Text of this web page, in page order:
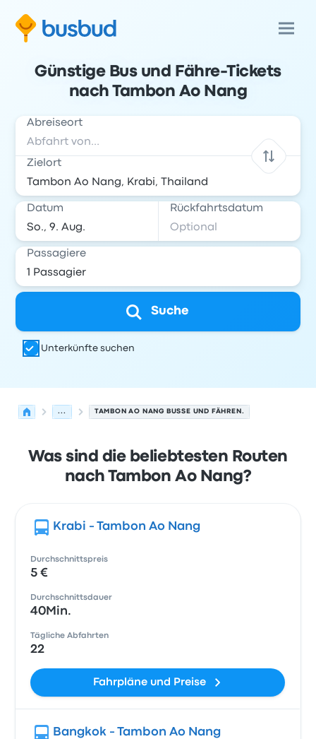
Günstige Bus und Fähre-Tickets
nach Tambon Ao Nang
Abreiseort
Zielort
Datum Rückfahrtsdatum
Passagiere
Suche
Unterkünfte suchen
... TAMBON AO NANG BUSSE UND FÄHREN.
Was sind die beliebtesten Routen
nach Tambon Ao Nang?
Krabi - Tambon Ao Nang
Durchschnittspreis
5 €
Durchschnittsdauer
40Min.
Tägliche Abfahrten
22
Fahrpläne und Preise
Bangkok - Tambon Ao Nang